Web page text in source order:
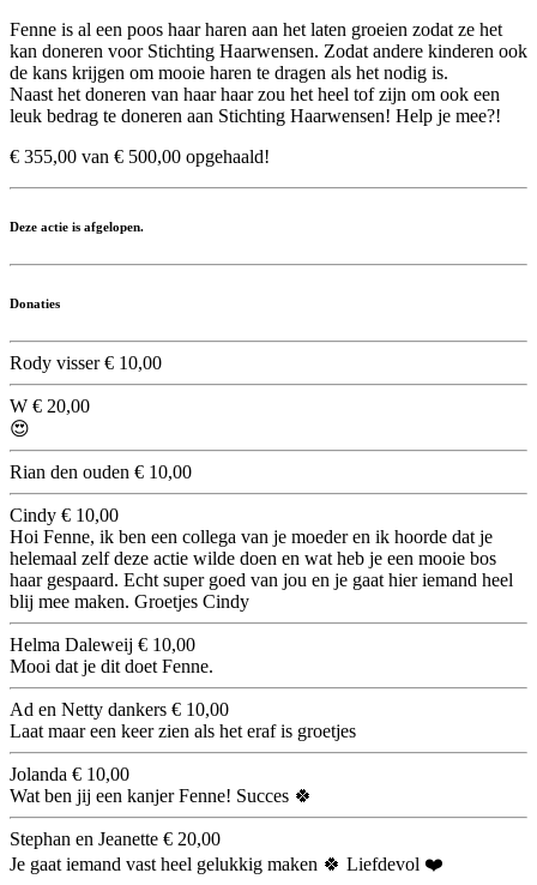
Fenne is al een poos haar haren aan het laten groeien zodat ze het
kan doneren voor Stichting Haarwensen. Zodat andere kinderen ook
de kans krijgen om mooie haren te dragen als het nodig is.
Naast het doneren van haar haar zou het heel tof zijn om ook een
leuk bedrag te doneren aan Stichting Haarwensen! Help je mee?!
€ 355,00 van € 500,00 opgehaald!
Deze actie is afgelopen.
Donaties
Rody visser€ 10,00
W € 20,00
😍
Rian den ouden € 10,00
Cindy € 10,00
Hoi Fenne, ik ben een collega van je moeder en ik hoorde dat je
helemaal zelf deze actie wilde doen en wat heb je een mooie bos
haar gespaard. Echt super goed van jou en je gaat hier iemand heel
blij mee maken. Groetjes Cindy
Helma Daleweij € 10,00
Mooi dat je dit doet Fenne.
Ad en Netty dankers € 10,00
Laat maar een keer zien als het eraf is groetjes
Jolanda € 10,00
Wat ben jij een kanjer Fenne! Succes 🍀
Stephan en Jeanette € 20,00
Je gaat iemand vast heel gelukkig maken 🍀 Liefdevol ❤️